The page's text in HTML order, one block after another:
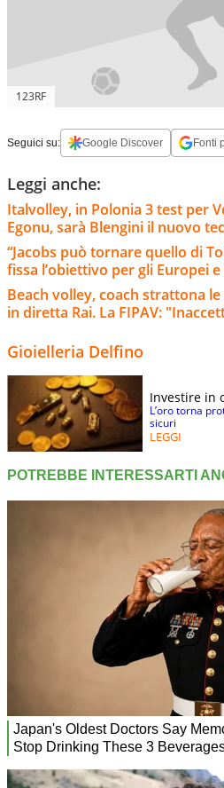
123RF
Seguici su: Google Discover Fonti
Leggi anche:
Italvolley, in Polonia 3 test per
Egonu, sarà Blengini il nuovo
“Jacobs può tornare quello di
fissa l’obiettivo per gli Europei
Beach volley, coach strattona
in diretta Rai. La FIPAV:
Gioielleria Delfino
Investire in
L’oro torna
sicuri
LEGGI